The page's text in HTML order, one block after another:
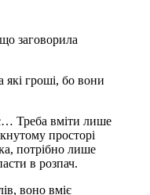
заговорила
гроші, бо вони
Треба вміти лише
просторі
потрібно лише
в розпач.
воно вміє